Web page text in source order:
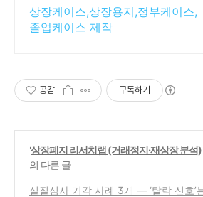
러운 차별화된 디자인
상장케이스,상장용지,정부케이스,
졸업케이스 제작
공감 구독하기
'상장폐지 리서치랩 (거래정지·재상장 분석)
의 다른 글
실질심사 기각 사례 3개 — ‘탈락 신호’